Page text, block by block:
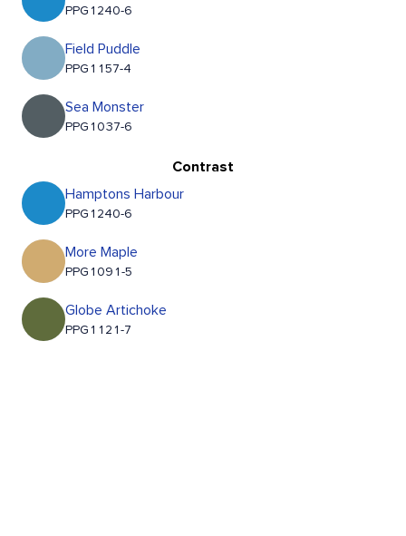
PPG1240-6
Field Puddle
PPG1157-4
Sea Monster
PPG1037-6
Contrast
Hamptons Harbour
PPG1240-6
More Maple
PPG1091-5
Globe Artichoke
PPG1121-7